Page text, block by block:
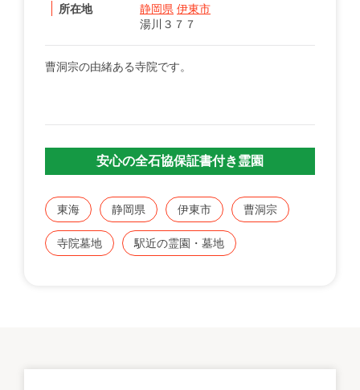
所在地 静岡県 伊東市
湯川３７７
曹洞宗の由緒ある寺院です。
安心の全石協保証書付き霊園
東海 静岡県 伊東市 曹洞宗
寺院墓地 駅近の霊園・墓地